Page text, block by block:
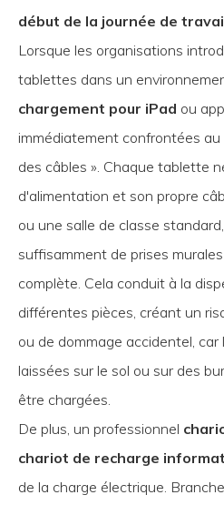
début de la journée de
Lorsque les organisations
tablettes dans un
chargement pour iPad ou
immédiatement confrontées
des câbles ». Chaque tablette
d'alimentation et son propre
ou une salle de classe
suffisamment de prises
complète. Cela conduit à la
différentes pièces, créant un
ou de dommage accidentel,
laissées sur le sol ou sur des
être chargées.
De plus, un professionnel
chariot de recharge
de la charge électrique.